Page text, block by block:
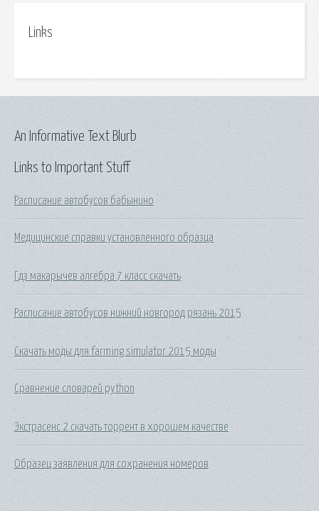
Links
Links to Important Stuff
Расписание автобусов бабынино
Медицинские справки установленного образца
Гдз макарычев алгебра 7 класс скачать
Расписание автобусов нижний новгород рязань 2015
Скачать моды для farming simulator 2015 моды
Сравнение словарей python
Экстрасенс 2 скачать торрент в хорошем качестве
Образец заявления для сохранения номеров
An Informative Text Blurb